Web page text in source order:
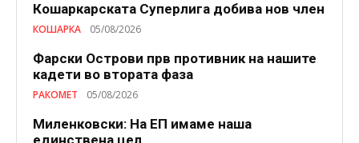
Кошаркарската Суперлига добива нов член
КОШАРКА 05/08/2026
Фарски Острови прв противник на нашите
кадети во втората фаза
РАКОМЕТ 05/08/2026
Миленковски: На ЕП имаме наша